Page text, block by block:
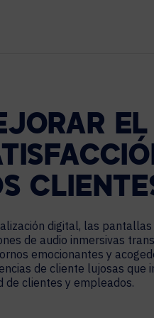
digital, las pantallas
de audio inmersivas
emocionantes y
de cliente lujosas que
de clientes y empleados.